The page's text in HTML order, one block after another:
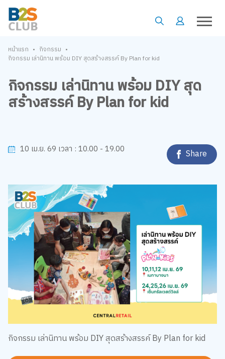
หน้าแรก • กิจกรรม •
กิจกรรม เล่านิทาน พร้อม DIY สุดสร้างสรรค์ By Plan for kid
กิจกรรม เล่านิทาน พร้อม DIY สุด
สร้างสรรค์ By Plan for kid
10 เม.ย. 69 เวลา : 10.00 - 19.00 Share
กิจกรรม เล่านิทาน พร้อม DIY สุดสร้างสรรค์ By Plan for kid